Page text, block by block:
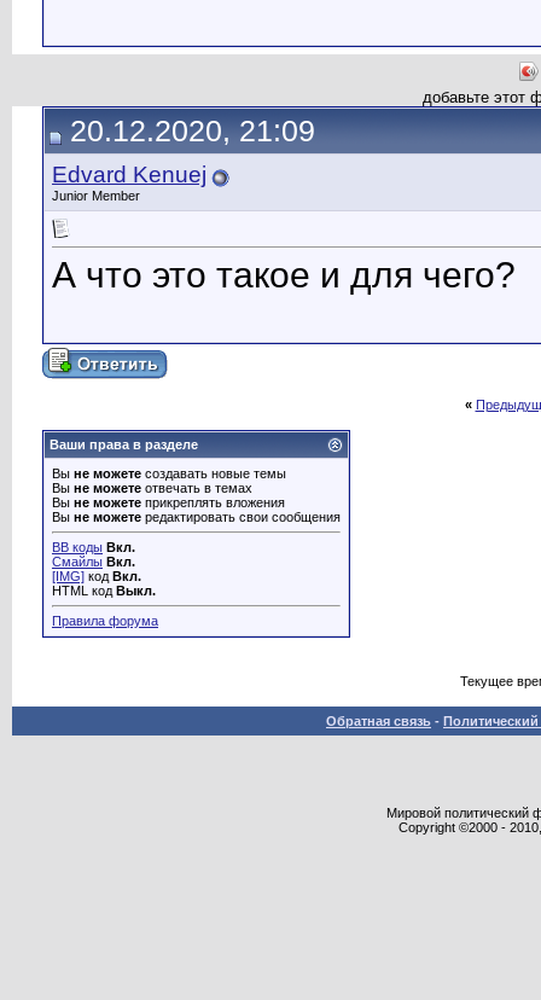
добавьте этот
20.12.2020, 21:09
Edvard Kenuej
Junior Member
А что это такое и для чего?
«
Ваши права в разделе
Вы не можете создавать новые темы
Вы не можете отвечать в темах
Вы не можете прикреплять вложения
Вы не можете редактировать свои сообщения
BB коды Вкл.
Смайлы Вкл.
[IMG] код Вкл.
HTML код Выкл.
Правила форума
Текущее
Обратная связь -
Мировой политический
Copyright ©2000 -